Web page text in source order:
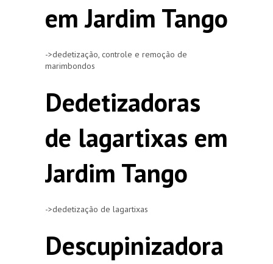
em Jardim Tango
->dedetização, controle e remoção de
marimbondos
Dedetizadoras
de lagartixas em
Jardim Tango
->dedetização de lagartixas
Descupinizadora